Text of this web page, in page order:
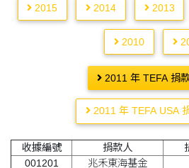
2015 2014 2013
2010
2011 年 TEFA 捐
2011 年 TEFA USA
收據編號 捐款人
001201
兆禾東海基金